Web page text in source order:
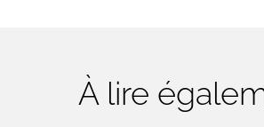
À lire